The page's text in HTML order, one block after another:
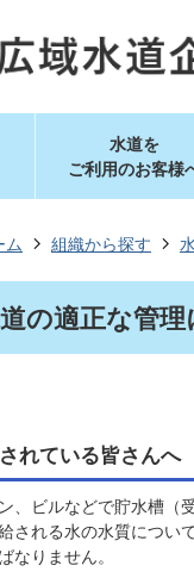
水道を
ご利用のお客様
ム 組織から探す
の適正な管
れている皆さんへ
、ビルなどで貯水槽（
される水の水質につい
なりません。